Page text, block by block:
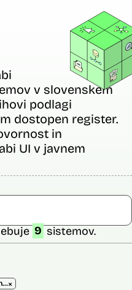
v slovenskem
podlagi
dostopen register.
in
UI v javnem
Preprečevanje, odkrivanje in preiskovanje kaznivih dejanj×
9 sistemov.